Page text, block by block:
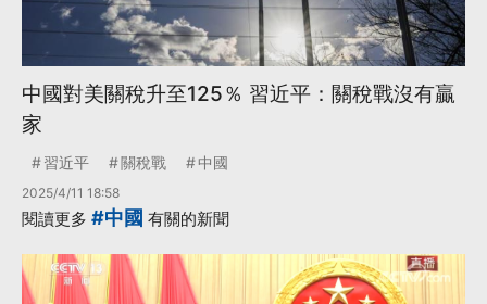
中國對美關稅升至125％ 習近平：關稅戰沒有贏
家
習近平 關稅戰 中國
2025/4/11 18:58
閱讀更多 #中國 有關的新聞